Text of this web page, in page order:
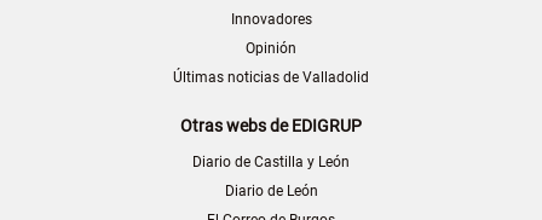
Innovadores
Opinión
Últimas noticias de Valladolid
Otras webs de EDIGRUP
Diario de Castilla y León
Diario de León